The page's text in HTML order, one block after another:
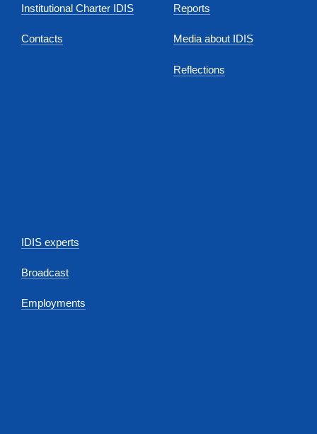
Institutional Charter IDIS
Contacts
Reports
Media about IDIS
Reflections
IDIS experts
Broadcast
Employments